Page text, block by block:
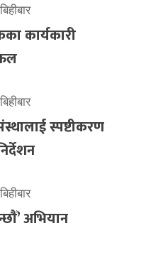
कार्यकारी
स्पष्टीकरण
अभियान